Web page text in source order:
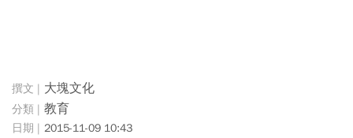
大塊文化
教育
2015-11-09 10:43